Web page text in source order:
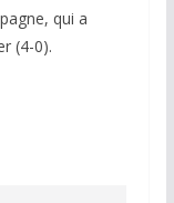
qui a
(4-0).